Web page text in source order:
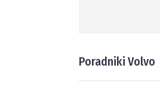
Poradniki Volvo